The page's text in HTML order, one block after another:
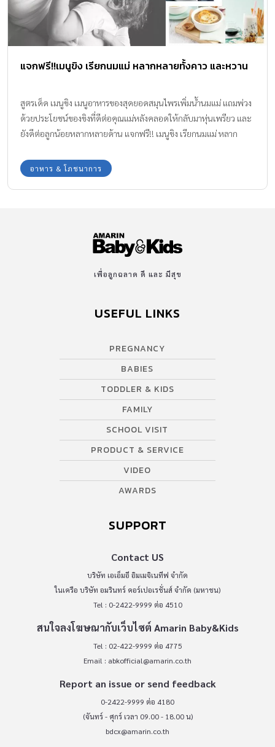
แจกฟรี!!เมนูขิง เรียกนมแม่ หลากหลายทั้งคาว และหวาน
สูตรเด็ด เมนูขิง เมนูอาหารของสุดยอดสมุนไพรเพิ่มน้ำนมแม่ แถมพ่วง
ด้วยประโยชน์ของขิงที่ดีต่อคุณแม่หลังคลอดให้กลับมาหุ่นเพรียว และ
ยังดีต่อลูกน้อยหลากหลายด้าน แจกฟรี!! เมนูขิง เรียกนมแม่ หลาก
ทั้งในยามตั้งครรภ์ และให้นมบุตร เพราะการทานขิงจะช่วยไปกระตุ้น
และเพิ่มปริมาณน้ำนมของคุณแม่ที่ต้องการให้นมลูก อีกทั้งยังดีต่อการ
หรือไม่? เรามีงานวิจัยที่มาช่วยสนับสนุนถึง คุณประโยชน์ของขิง ว่า
สามารถช่วยกระตุ้น และเพิ่มน้ำนมให้คุณแม่ได้จริงหรือไม่? ในเฟซบุ๊ก
เพจ นมแม่แฮปปี้ ได้แสดงให้เห็นถึงงานวิจัยเกี่ยวกับขิงและการเพิ่ม
คุณแม่ 63 คน แบ่งเป็นสองกลุ่ม กลุ่มแรกได้แคปซูลขิงผงตั้งแต่หลังค
#กินขิง #น้ำนมมาเร็วกว่าหรือไม่ (วัดผลวันที่ 3 และวันที่ 7 หลังคลอด)
. จากงานวิจัยนี้ พบว่า กลุ่มแรกที่ได้รับแคปซูลขิง ณ […]
อาหาร & โภชนาการ
เพื่อลูกฉลาด ดี และ มีสุข
USEFUL LINKS
PREGNANCY
BABIES
TODDLER & KIDS
FAMILY
SCHOOL VISIT
PRODUCT & SERVICE
VIDEO
AWARDS
SUPPORT
Contact US
บริษัท เอเอ็มอี อิมเมจิเนทีฟ จำกัด
ในเครือ บริษัท อมรินทร์ คอร์เปอเรชั่นส์ จำกัด (มหาชน)
Tel : 0-2422-9999 ต่อ 4510
สนใจลงโฆษณากับเว็บไซต์ Amarin Baby&Kids
Tel : 02-422-9999 ต่อ 4775
Email : abkofficial@amarin.co.th
Report an issue or send feedback
0-2422-9999 ต่อ 4180
(จันทร์ - ศุกร์ เวลา 09.00 - 18.00 น)
bdcx@amarin.co.th